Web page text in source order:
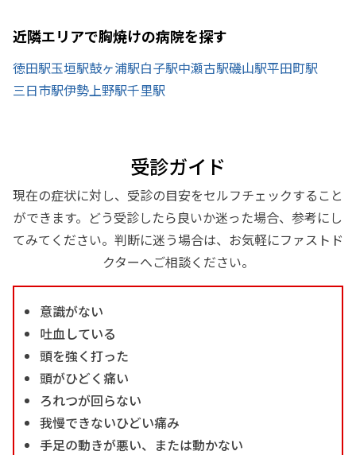
近隣エリアで胸焼けの病院を探す
徳田駅玉垣駅鼓ヶ浦駅白子駅中瀬古駅磯山駅平田町駅
三日市駅伊勢上野駅千里駅
受診ガイド
現在の症状に対し、受診の目安をセルフチェックすること
ができます。どう受診したら良いか迷った場合、参考にし
てみてください。判断に迷う場合は、お気軽にファストド
クターへご相談ください。
意識がない
吐血している
頭を強く打った
頭がひどく痛い
ろれつが回らない
我慢できないひどい痛み
手足の動きが悪い、または動かない